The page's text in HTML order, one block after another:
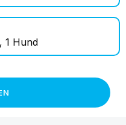
, 1 Hund